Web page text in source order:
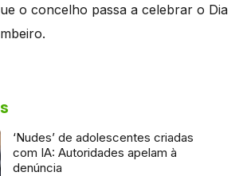
o concelho passa a celebrar o Dia
‘Nudes’ de adolescentes criadas
com IA: Autoridades apelam à
denúncia